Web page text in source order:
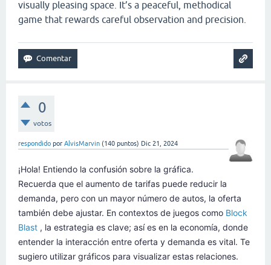
visually pleasing space. It’s a peaceful, methodical
game that rewards careful observation and precision.
0
votos
respondido por AlvisMarvin (140 puntos) Dic 21, 2024
¡Hola! Entiendo la confusión sobre la gráfica.
Recuerda que el aumento de tarifas puede reducir la
demanda, pero con un mayor número de autos, la oferta
también debe ajustar. En contextos de juegos como Block
Blast , la estrategia es clave; así es en la economía, donde
entender la interacción entre oferta y demanda es vital. Te
sugiero utilizar gráficos para visualizar estas relaciones.